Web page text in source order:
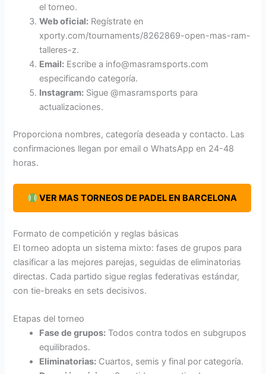
el torneo.
Web oficial: Regístrate en
xporty.com/tournaments/8262869-open-mas-ram-
talleres-z.
Email: Escribe a info@masramsports.com
especificando categoría.
Instagram: Sigue @masramsports para
actualizaciones.
Proporciona nombres, categoría deseada y contacto. Las
confirmaciones llegan por email o WhatsApp en 24-48
horas.
​ VER MAS TORNEOS DE PADEL EN BARCELONA
Formato de competición y reglas básicas
El torneo adopta un sistema mixto: fases de grupos para
clasificar a las mejores parejas, seguidas de eliminatorias
directas. Cada partido sigue reglas federativas estándar,
con tie-breaks en sets decisivos.
Etapas del torneo
Fase de grupos: Todos contra todos en subgrupos
equilibrados.
Eliminatorias: Cuartos, semis y final por categoría.